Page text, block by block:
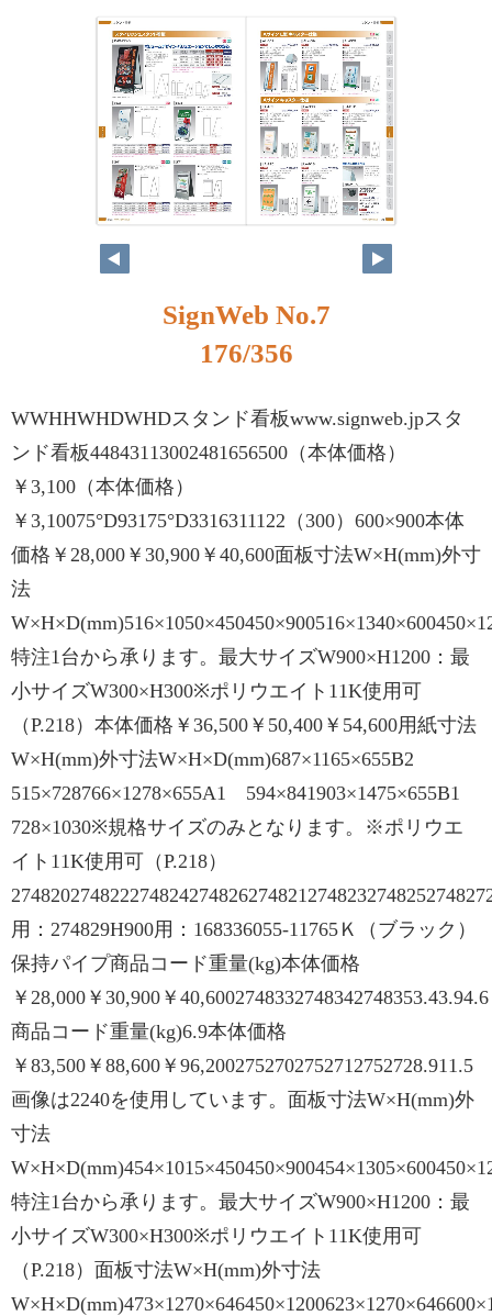
SignWeb No.7
176/356
WWHHWHDWHDスタンド看板www.signweb.jpスタ
ンド看板44843113002481656500（本体価格）
￥3,100（本体価格）
￥3,10075°D93175°D3316311122（300）600×900本体
価格￥28,000￥30,900￥40,600面板寸法W×H(mm)外寸
法
特注1台から承ります。最大サイズW900×H1200：最
小サイズW300×H300※ポリウエイト11K使用可
（P.218）本体価格￥36,500￥50,400￥54,600用紙寸法
W×H(mm)外寸法W×H×D(mm)687×1165×655B2
515×728766×1278×655A1 594×841903×1475×655B1
728×1030※規格サイズのみとなります。※ポリウエ
イト11K使用可（P.218）
用：274829H900用：168336055-11765Ｋ（ブラック）
保持パイプ商品コード重量(kg)本体価格
￥28,000￥30,900￥40,6002748332748342748353.43.94.6
商品コード重量(kg)6.9本体価格
￥83,500￥88,600￥96,2002752702752712752728.911.5
画像は2240を使用しています。面板寸法W×H(mm)外
寸法
特注1台から承ります。最大サイズW900×H1200：最
小サイズW300×H300※ポリウエイト11K使用可
（P.218）面板寸法W×H(mm)外寸法